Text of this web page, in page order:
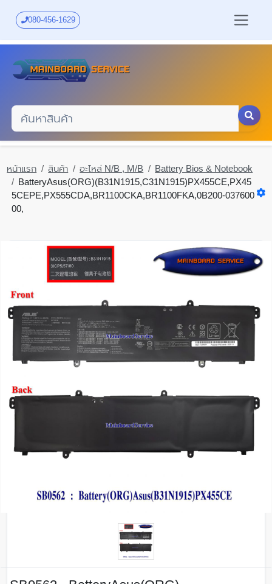
content
080-456-1629
หน้าแรก สินค้า อะไหล่ N/B , M/B
Battery Bios & Notebook
BatteryAsus(ORG)(B31N1915,C31N1915)PX455CE,PX45
5CEPE,PX555CDA,BR1100CKA,BR1100FKA,0B200-037600
00,